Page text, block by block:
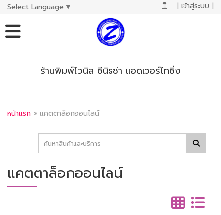
Select Language ▼ | เข้าสู่ระบบ |
ร้านพิมพ์ไวนิล ซีนิธซ่า แอดเวอร์ไทซิ่ง
หน้าแรก » แคตตาล็อกออนไลน์
แคตตาล็อกออนไลน์